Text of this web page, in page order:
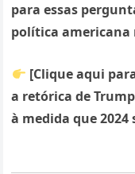
para essas
política americana
[Clique aqui
a retórica de
à medida que